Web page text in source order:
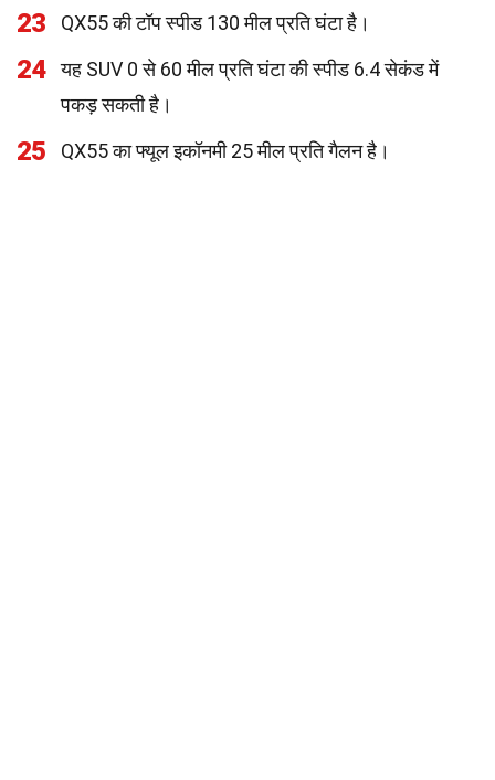
23 QX55 की टॉप स्पीड 130 मील प्रति घंटा है।
24
यह SUV 0 से 60 मील प्रति घंटा की स्पीड 6.4 सेकंड में
पकड़ सकती है।
25 QX55 का फ्यूल इकॉनमी 25 मील प्रति गैलन है।